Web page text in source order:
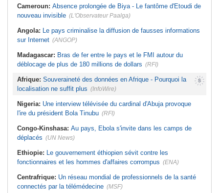
Cameroun: Absence prolongée de Biya - Le fantôme d'Etoudi de
nouveau invisible (L'Observateur Paalga)
Angola: Le pays criminalise la diffusion de fausses informations
sur Internet (ANGOP)
Madagascar: Bras de fer entre le pays et le FMI autour du
déblocage de plus de 180 millions de dollars (RFI)
Afrique: Souveraineté des données en Afrique - Pourquoi la
localisation ne suffit plus (InfoWire)
Nigeria: Une interview télévisée du cardinal d'Abuja provoque
l'ire du président Bola Tinubu (RFI)
Congo-Kinshasa: Au pays, Ebola s'invite dans les camps de
déplacés (UN News)
Ethiopie: Le gouvernement éthiopien sévit contre les
fonctionnaires et les hommes d'affaires corrompus (ENA)
Centrafrique: Un réseau mondial de professionnels de la santé
connectés par la télémédecine (MSF)